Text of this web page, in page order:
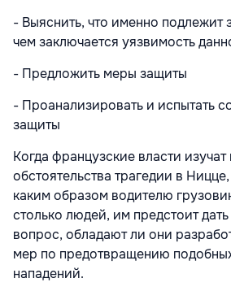
- Выяснить, что именно подлежит
чем заключается уязвимость
- Предложить меры защиты
- Проанализировать и испытать
защиты
Когда французские власти изучат
обстоятельства трагедии в
каким образом водителю
столько людей, им предстоит дать
вопрос, обладают ли они
мер по предотвращению
нападений.